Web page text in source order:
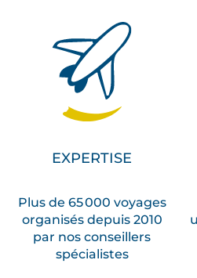
EXPERTISE
Plus de 65 000 voyages
organisés depuis 2010
par nos conseillers
spécialistes